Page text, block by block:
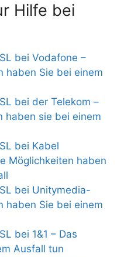
Hilfe bei
bei Vodafone –
haben Sie bei einem
bei der Telekom –
haben sie bei einem
bei Kabel
Möglichkeiten haben
bei Unitymedia-
haben Sie bei einem
bei 1&1 – Das
Ausfall tun